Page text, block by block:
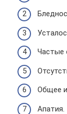
Частые
Общее
Апатия.